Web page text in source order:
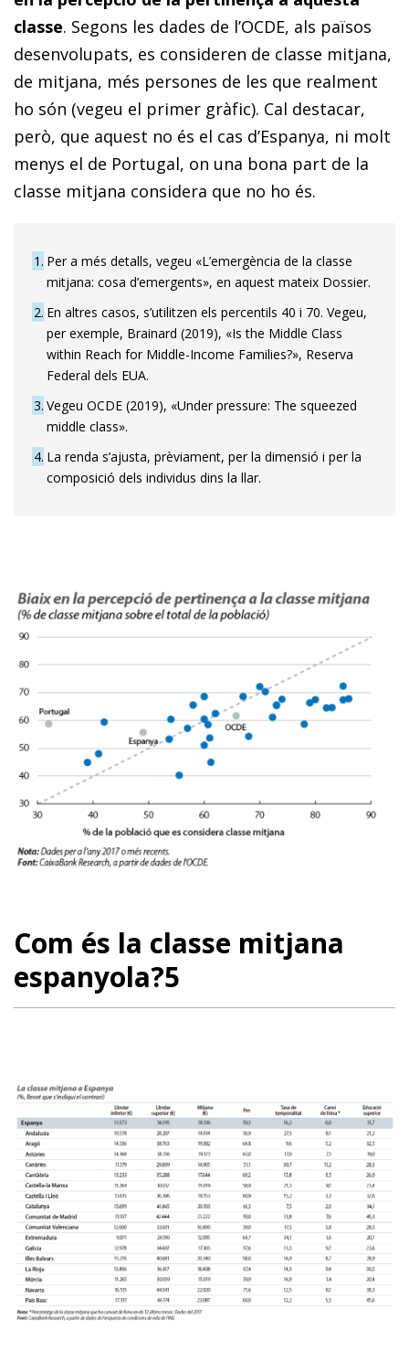
classe. Segons les dades de l’OCDE, als països
desenvolupats, es consideren de classe mitjana,
de mitjana, més persones de les que realment
ho són (vegeu el primer gràfic). Cal destacar,
però, que aquest no és el cas d’Espanya, ni molt
menys el de Portugal, on una bona part de la
classe mitjana considera que no ho és.
1 Per a més detalls, vegeu «L’emergència de la classe
mitjana: cosa d’emergents», en aquest mateix Dossier.
2 En altres casos, s’utilitzen els percentils 40 i 70. Vegeu,
per exemple, Brainard (2019), «Is the Middle Class
within Reach for Middle-Income Families?», Reserva
Federal dels EUA.
3 Vegeu OCDE (2019), «Under pressure: The squeezed
middle class».
4 La renda s’ajusta, prèviament, per la dimensió i per la
composició dels individus dins la llar.
Com és la classe mitjana
espanyola?5